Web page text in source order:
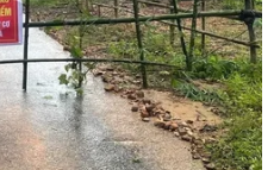
chữ Xuân Quý Mão
Tử Giám